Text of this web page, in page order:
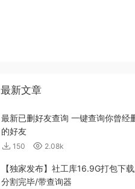
最新文章
最新已删好友查询 一键查询你曾经
的好友
150 2.08k
【独家发布】社工库16.9G打包下
分割完毕/带查询器